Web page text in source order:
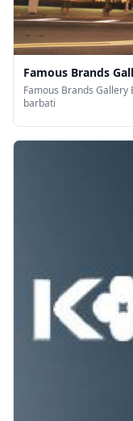
Famous Brands
Famous Brands
barbati